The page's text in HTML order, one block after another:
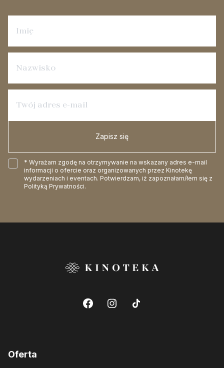
Zapisz się
* Wyrażam zgodę na otrzymywanie na wskazany adres e-mail
informacji o ofercie oraz organizowanych przez Kinotekę
wydarzeniach i eventach. Potwierdzam, iż zapoznałam/łem się z
Polityką Prywatności.
Oferta